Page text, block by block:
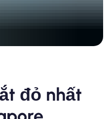
đỏ nhất